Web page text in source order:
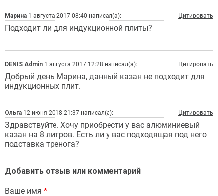
Марина 1 августа 2017 08:40 написал(а): Цитировать
Подходит ли для индукционной плиты?
DENIS Admin 1 августа 2017 12:28 написал(а): Цитировать
Добрый день Марина, данный казан не подходит для
индукционных плит.
Ольга 12 июня 2018 21:37 написал(а): Цитировать
Здравствуйте. Хочу приобрести у вас алюминиевый
казан на 8 литров. Есть ли у вас подходящая под него
подставка тренога?
Добавить отзыв или комментарий
Ваше имя *